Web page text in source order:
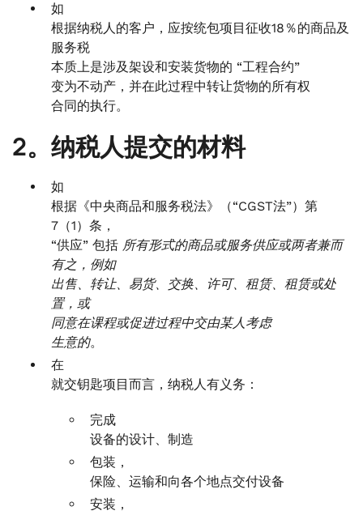
如
根据纳税人的客户，应按统包项目征收18％的商品及
服务税
本质上是涉及架设和安装货物的 “工程合约”
变为不动产，并在此过程中转让货物的所有权
合同的执行。
2。纳税人提交的材料
如
根据《中央商品和服务税法》（“CGST法”）第
7（1）条，
“供应” 包括 所有形式的商品或服务供应或两者兼而
有之，例如
出售、转让、易货、交换、许可、租赁、租赁或处
置，或
同意在课程或促进过程中交由某人考虑
生意的。
在
就交钥匙项目而言，纳税人有义务：
完成
设备的设计、制造
包装，
保险、运输和向各个地点交付设备
安装，